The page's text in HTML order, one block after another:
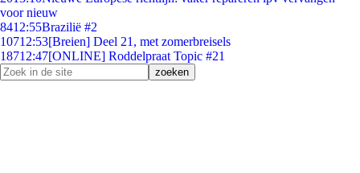
voor nieuw
8412:55Brazilië #2
10712:53[Breien] Deel 21, met zomerbreisels
18712:47[ONLINE] Roddelpraat Topic #21